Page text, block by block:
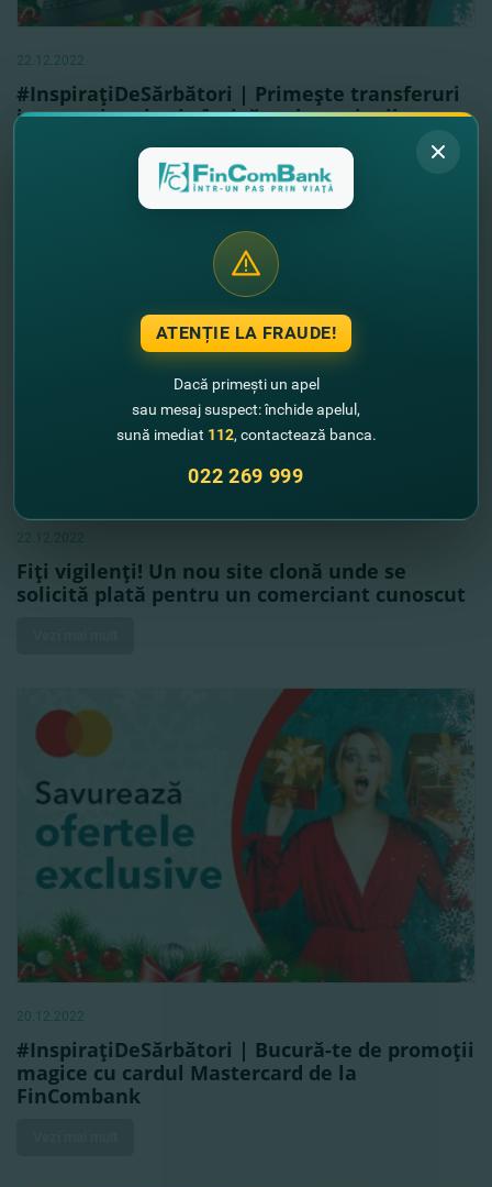
22.12.2022
#InspiraţiDeSărbători | Primeşte transferuri
internaţionale şi câştigă gadgeturi stilate
22.12.2022
Fiţi vigilenţi! Un nou site clonă unde se
solicită plată pentru un comerciant cunoscut
20.12.2022
#InspiraţiDeSărbători | Bucură-te de promoţii
magice cu cardul Mastercard de la
FinCombank
ATENȚIE LA FRAUDE!
Dacă primești un apel
sau mesaj suspect: închide apelul,
sună imediat 112, contactează banca.
022 269 999